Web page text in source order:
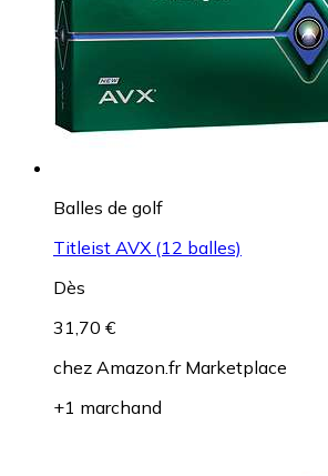
Balles de golf
Titleist AVX (12 balles)
Dès
31,70 €
chez Amazon.fr Marketplace
+1 marchand